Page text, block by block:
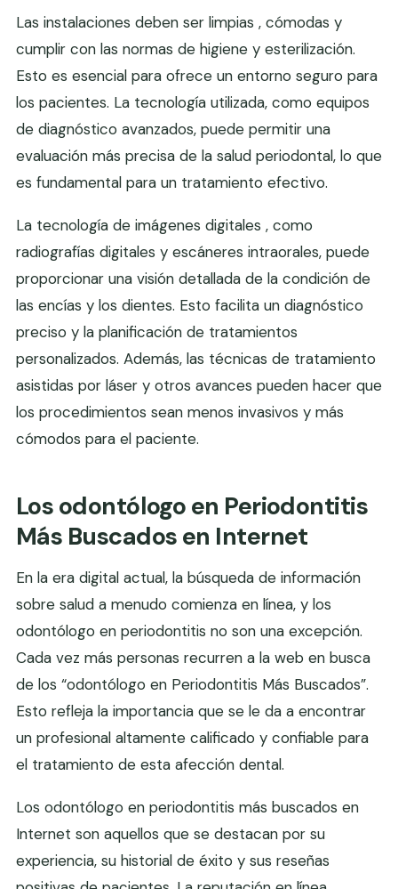
Las instalaciones deben ser limpias , cómodas y
cumplir con las normas de higiene y esterilización.
Esto es esencial para ofrece un entorno seguro para
los pacientes. La tecnología utilizada, como equipos
de diagnóstico avanzados, puede permitir una
evaluación más precisa de la salud periodontal, lo que
es fundamental para un tratamiento efectivo.
La tecnología de imágenes digitales , como
radiografías digitales y escáneres intraorales, puede
proporcionar una visión detallada de la condición de
las encías y los dientes. Esto facilita un diagnóstico
preciso y la planificación de tratamientos
personalizados. Además, las técnicas de tratamiento
asistidas por láser y otros avances pueden hacer que
los procedimientos sean menos invasivos y más
cómodos para el paciente.
Los odontólogo en Periodontitis
Más Buscados en Internet
En la era digital actual, la búsqueda de información
sobre salud a menudo comienza en línea, y los
odontólogo en periodontitis no son una excepción.
Cada vez más personas recurren a la web en busca
de los “odontólogo en Periodontitis Más Buscados”.
Esto refleja la importancia que se le da a encontrar
un profesional altamente calificado y confiable para
el tratamiento de esta afección dental.
Los odontólogo en periodontitis más buscados en
Internet son aquellos que se destacan por su
experiencia, su historial de éxito y sus reseñas